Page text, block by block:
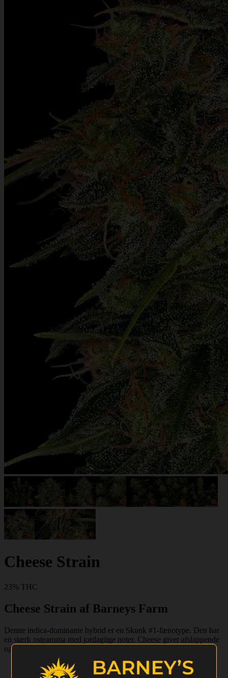
Cheese Strain
23% THC
Cheese Strain af Barneys Farm
Denne indica-dominante hybrid er en Skunk #1-fænotype. Den har
en stærk ostearoma med jordagtige noter. Cheese giver afslappende
og opløftende virkninger med en mild eufori.